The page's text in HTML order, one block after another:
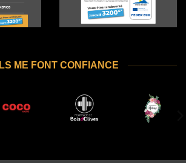
ILS ME FONT CONFIANCE